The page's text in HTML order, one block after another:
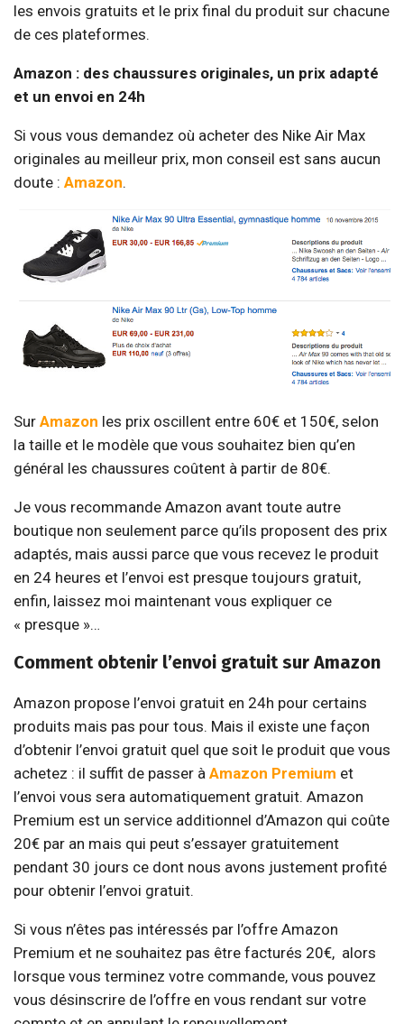
les envois gratuits et le prix final du produit sur chacune
de ces plateformes.
Amazon : des chaussures originales, un prix adapté
et un envoi en 24h
Si vous vous demandez où acheter des Nike Air Max
originales au meilleur prix, mon conseil est sans aucun
doute : Amazon.
Sur Amazon les prix oscillent entre 60€ et 150€, selon
la taille et le modèle que vous souhaitez bien qu’en
général les chaussures coûtent à partir de 80€.
Je vous recommande Amazon avant toute autre
boutique non seulement parce qu’ils proposent des prix
adaptés, mais aussi parce que vous recevez le produit
en 24 heures et l’envoi est presque toujours gratuit,
enfin, laissez moi maintenant vous expliquer ce
« presque »…
Comment obtenir l’envoi gratuit sur Amazon
Amazon propose l’envoi gratuit en 24h pour certains
produits mais pas pour tous. Mais il existe une façon
d’obtenir l’envoi gratuit quel que soit le produit que vous
achetez : il suffit de passer à Amazon Premium et
l’envoi vous sera automatiquement gratuit. Amazon
Premium est un service additionnel d’Amazon qui coûte
20€ par an mais qui peut s’essayer gratuitement
pendant 30 jours ce dont nous avons justement profité
pour obtenir l’envoi gratuit.
Si vous n’êtes pas intéressés par l’offre Amazon
Premium et ne souhaitez pas être facturés 20€, alors
lorsque vous terminez votre commande, vous pouvez
vous désinscrire de l’offre en vous rendant sur votre